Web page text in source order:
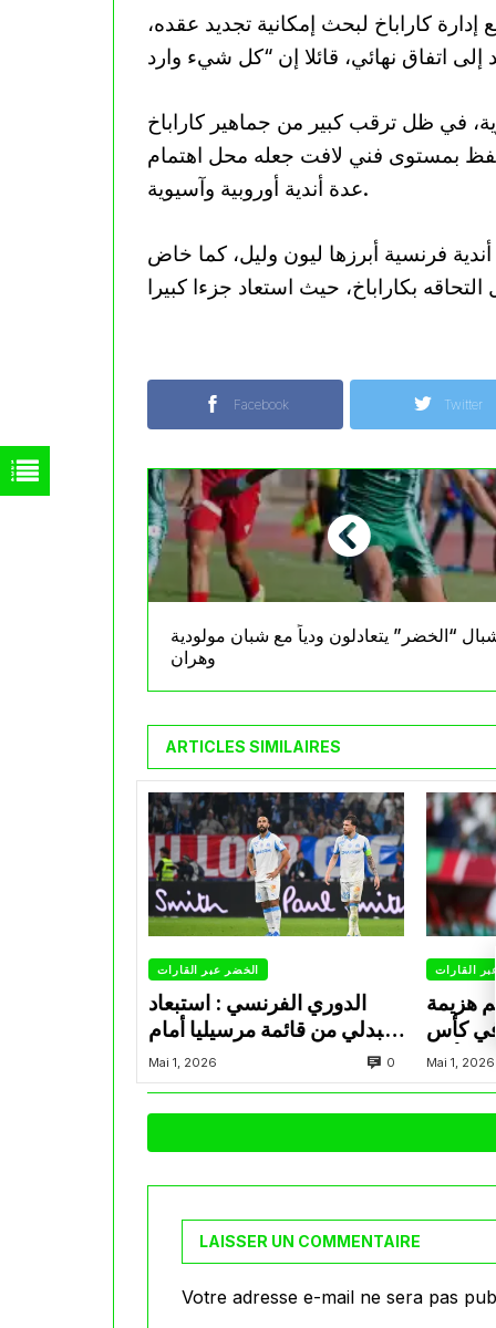
كاراباخ لبحث إمكانية تجديد عقده،
في ظل ترقب كبير من جماهير كاراباخ
بمستوى فني لافت جعله محل اهتمام
عدة أندية أوروبية وآسيوية.
فرنسية أبرزها ليون وليل، كما خاض
بكاراباخ، حيث استعاد جزءا كبيرا
Facebook Twitter
“الخضر” يتعادلون ودياً مع شبان مولودية
وهران
ARTICLES SIMILAIRES
الخضر عبر القارات
الدوري الفرنسي : استبعاد
عبدلي من قائمة مرسيليا أمام
نانت
Mai 1, 2026 0
القارات
هزيمة
في كأس
الأمير
Mai 1, 2026
LAISSER UN COMMENTAIRE
Votre adresse e-mail ne sera pas